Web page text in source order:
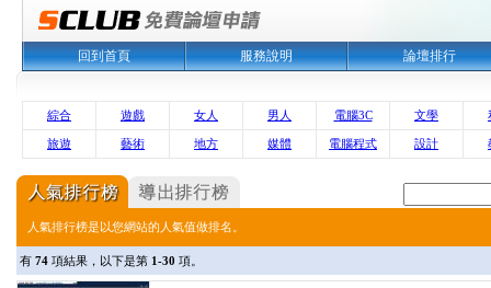
回到首頁 服務說明 論壇排行
綜合 遊戲 女人 男人 電腦3C 文學
旅遊 藝術 地方 媒體 電腦程式 設計
人氣排行榜是以您網站的人氣值做排名。
有 74 項結果，以下是第 1-30 項。